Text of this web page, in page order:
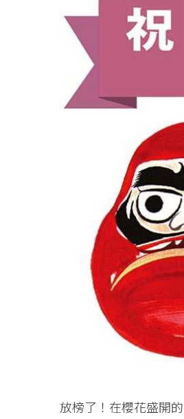
放榜了！在櫻花盛開